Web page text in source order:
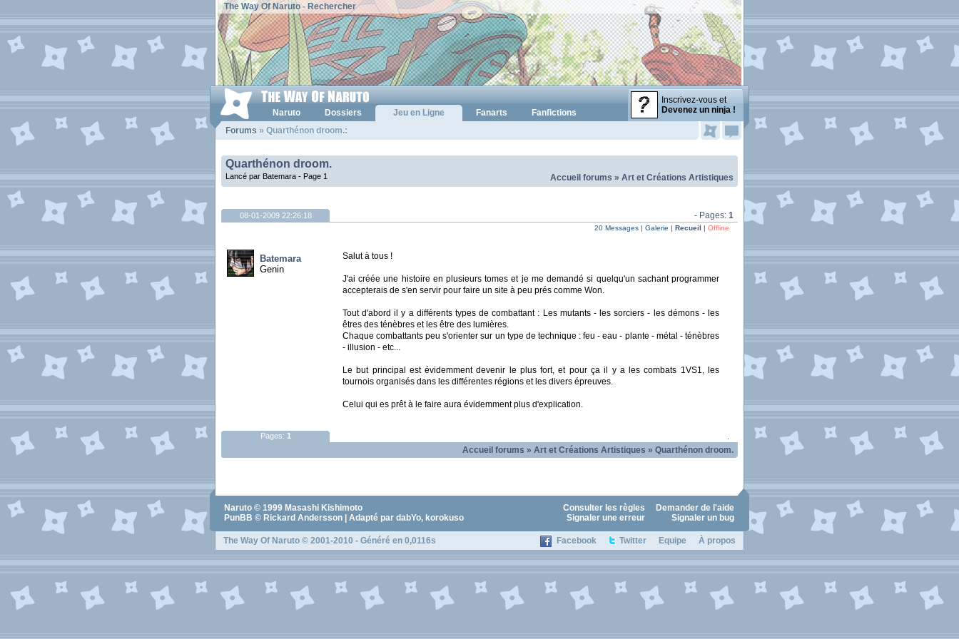
The Way Of Naruto- Rechercher
Inscrivez-vous et
Devenez un ninja !
Naruto Dossiers Jeu en Ligne Fanarts
Fanfictions
Forums » Quarthénon droom.:
Quarthénon droom.
Accueil forums » Art et Créations Artistiques
Lancé par Batemara - Page 1
- Pages: 1
08-01-2009 22:26:18
Batemara
Genin
20 Messages | Galerie | Recueil | Offline
Salut à tous !
J'ai créée une histoire en plusieurs tomes et je me demandé si quelqu'un sachant programmer
accepterais de s'en servir pour faire un site à peu prés comme Won.
Tout d'abord il y a différents types de combattant : Les mutants - les sorciers - les démons - les
êtres des ténèbres et les être des lumières.
Chaque combattants peu s'orienter sur un type de technique : feu - eau - plante - métal - ténèbres
- illusion - etc...
Le but principal est évidemment devenir le plus fort, et pour ça il y a les combats 1VS1, les
tournois organisés dans les différentes régions et les divers épreuves.
Celui qui es prêt à le faire aura évidemment plus d'explication.
Pages: 1
Accueil forums » Art et Créations Artistiques » Quarthénon droom.
Naruto © 1999 Masashi Kishimoto
PunBB © Rickard Andersson | Adapté par dabYo, korokuso
Demander de l'aide
Consulter les règles
Signaler un bug
Signaler une erreur
Facebook Twitter Equipe À propos
The Way Of Naruto © 2001-2010 - Généré en 0,0116s